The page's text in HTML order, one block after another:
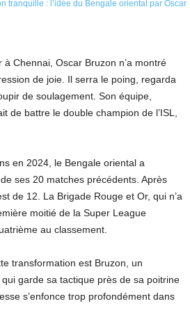
Chennai, Oscar Bruzon n’a montré
de joie. Il serra le poing, regarda
de soulagement. Son équipe,
de battre le double champion de l’ISL,
en 2024, le Bengale oriental a
ses 20 matches précédents. Après
de 12. La Brigade Rouge et Or, qui n’a
moitié de la Super League
au classement.
transformation est Bruzon, un
qui garde sa tactique près de sa poitrine
s’enfonce trop profondément dans